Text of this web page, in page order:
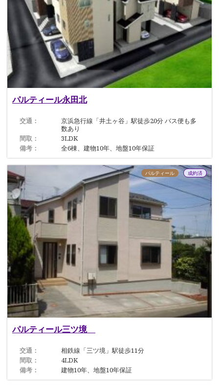
パルティール永田北
交通：
京浜急行線「井土ヶ谷」駅徒歩20分 バス便も多
数あり
間取：
3LDK
備考：
全6棟、建物10年、地盤10年保証
パルティール 成約済
パルティール三ツ境
交通：
相鉄線「三ツ境」駅徒歩11分
間取：
4LDK
備考：
建物10年、地盤10年保証